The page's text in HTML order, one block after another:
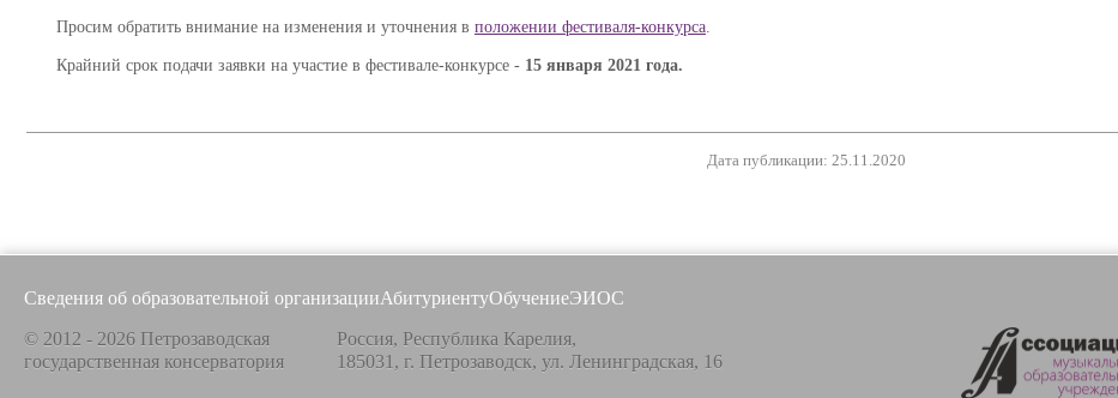
Просим обратить внимание на изменения и уточнения в положении фестиваля-конкурса.
Крайний срок подачи заявки на участие в фестивале-конкурсе - 15 января 2021 года.
Дата публикации: 25.11.2020
Сведения об образовательной организацииАбитуриентуОбучениеЭИОС
© 2012 - 2026 Петрозаводская
государственная консерватория
Россия, Республика Карелия,
185031, г. Петрозаводск, ул. Ленинградская, 16